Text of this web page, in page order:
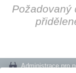
Požadovaný
Administrace pro